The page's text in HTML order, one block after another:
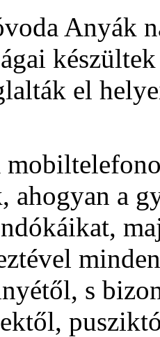
Anyák
el
ahogyan a
s